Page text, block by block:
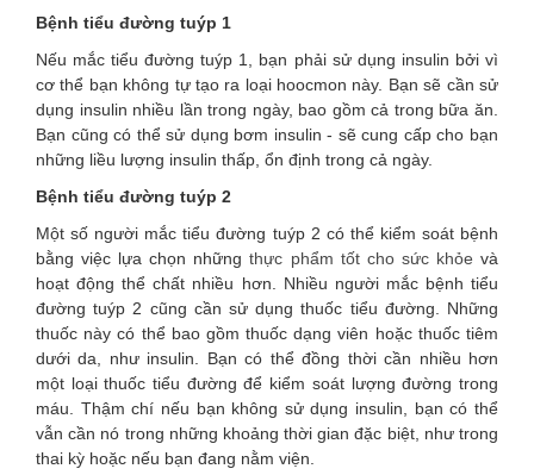
Bệnh tiểu đường tuýp 1
Nếu mắc tiểu đường tuýp 1, bạn phải sử dụng insulin bởi vì
cơ thể bạn không tự tạo ra loại hoocmon này. Bạn sẽ cần sử
dụng insulin nhiều lần trong ngày, bao gồm cả trong bữa ăn.
Bạn cũng có thể sử dụng bơm insulin - sẽ cung cấp cho bạn
những liều lượng insulin thấp, ổn định trong cả ngày.
Bệnh tiểu đường tuýp 2
Một số người mắc tiểu đường tuýp 2 có thể kiểm soát bệnh
bằng việc lựa chọn nhữngthực phẩm tốt cho sức khỏe và
hoạt động thể chất nhiều hơn. Nhiều người mắc bệnh tiểu
đường tuýp 2 cũng cần sử dụng thuốc tiểu đường. Những
thuốc này có thể bao gồm thuốc dạng viên hoặc thuốc tiêm
dưới da, như insulin. Bạn có thể đồng thời cần nhiều hơn
một loại thuốc tiểu đường để kiểm soát lượng đường trong
máu. Thậm chí nếu bạn không sử dụng insulin, bạn có thể
vẫn cần nó trong những khoảng thời gian đặc biệt, như trong
thai kỳ hoặc nếu bạn đang nằm viện.